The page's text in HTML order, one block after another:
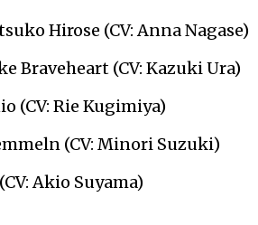
Hirose (CV: Anna Nagase)
Braveheart (CV: Kazuki Ura)
(CV: Rie Kugimiya)
(CV: Minori Suzuki)
Akio Suyama)